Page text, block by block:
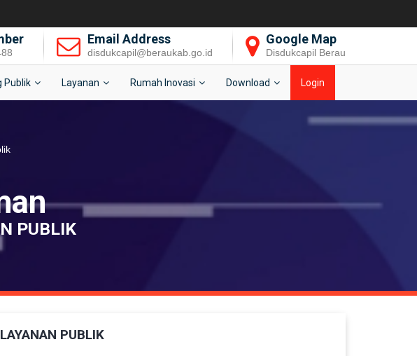
Email Address
disdukcapil@beraukab.go.id
Google Map
Disdukcapil Berau
Publik Layanan Rumah Inovasi Download Login
PUBLIK
PUBLIK